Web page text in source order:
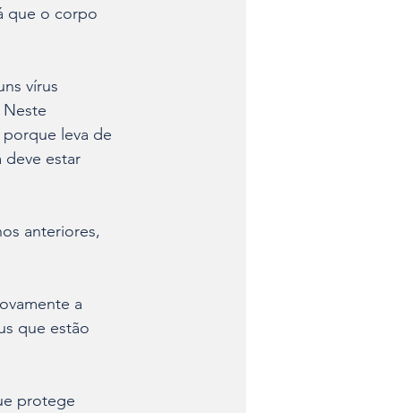
que o corpo
vírus
leva de
deve estar
anteriores,
a
que estão
protege